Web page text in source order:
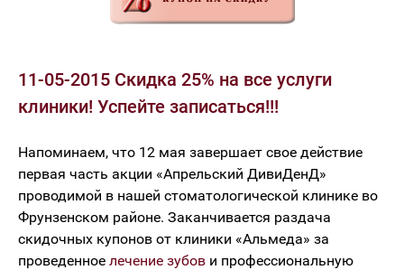
11-05-2015 Скидка 25% на все услуги
клиники! Успейте записаться!!!
Напоминаем, что 12 мая завершает свое действие
первая часть акции «Апрельский ДивиДенД»
проводимой в нашей стоматологической клинике во
Фрунзенском районе. Заканчивается раздача
скидочных купонов от клиники «Альмеда» за
проведенное лечение зубов и профессиональную